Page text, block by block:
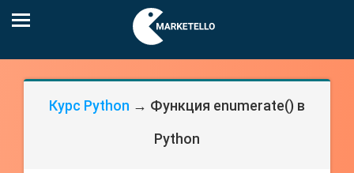
Курс Python → Функция enumerate() в
Python